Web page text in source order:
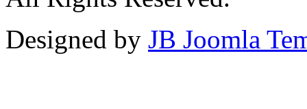
Designed by JB Joomla